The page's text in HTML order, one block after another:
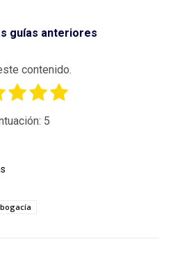
guías anteriores
contenido.
5